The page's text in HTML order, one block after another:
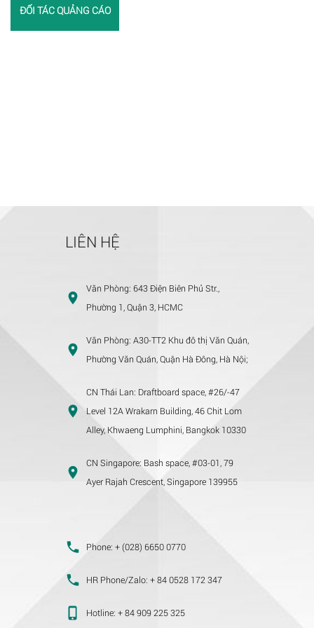
ĐỐI TÁC QUẢNG CÁO
LIÊN HỆ
Văn Phòng: 643 Điện Biên Phủ Str.,
Phường 1, Quận 3, HCMC
Văn Phòng: A30-TT2 Khu đô thị Văn Quán,
Phường Văn Quán, Quận Hà Đông, Hà Nội;
CN Thái Lan: Draftboard space, #26/-47
Level 12A Wrakarn Building, 46 Chit Lom
Alley, Khwaeng Lumphini, Bangkok 10330
CN Singapore: Bash space, #03-01, 79
Ayer Rajah Crescent, Singapore 139955
Phone: + (028) 6650 0770
HR Phone/Zalo: + 84 0528 172 347
Hotline: + 84 909 225 325